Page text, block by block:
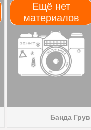
Ещё нет
материалов
Банда Грув